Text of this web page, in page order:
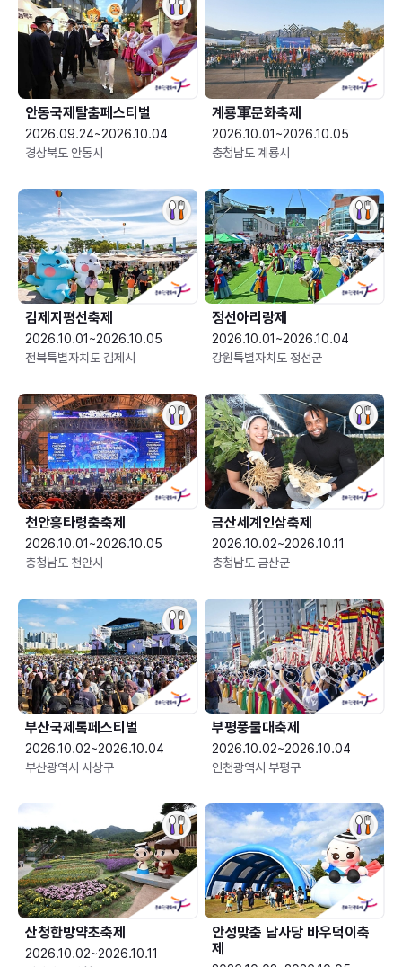
안동국제탈춤페스티벌
2026.09.24~2026.10.04
경상북도 안동시
2026.10.01~2026.10.05
충청남도 계룡시
김제지평선축제
2026.10.01~2026.10.05
전북특별자치도 김제시
정선아리랑제
2026.10.01~2026.10.04
강원특별자치도 정선군
천안흥타령춤축제
2026.10.01~2026.10.05
충청남도 천안시
금산세계인삼축제
2026.10.02~2026.10.11
충청남도 금산군
부산국제록페스티벌
2026.10.02~2026.10.04
부산광역시 사상구
부평풍물대축제
2026.10.02~2026.10.04
인천광역시 부평구
산청한방약초축제
2026.10.02~2026.10.11
안성맞춤 남사당 바우덕이축
제